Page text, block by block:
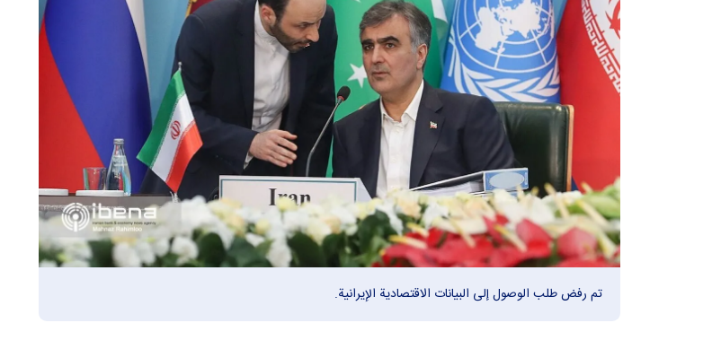
تم رفض طلب الوصول إلى البيانات الاقتصادية الإيرانية.